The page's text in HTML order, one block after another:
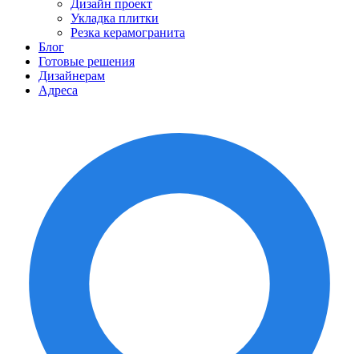
Дизайн проект
Укладка плитки
Резка керамогранита
Блог
Готовые решения
Дизайнерам
Адреса